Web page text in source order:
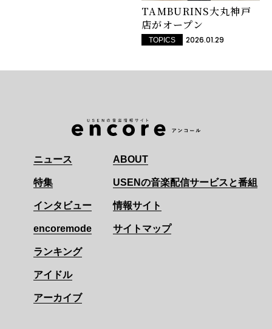
TAMBURINS大丸神戸
店がオープン
TOPICS 2026.01.29
ニュース
特集
インタビュー
encoremode
ランキング
アイドル
アーカイブ
ABOUT
USENの音楽配信サービスと番組
情報サイト
サイトマップ